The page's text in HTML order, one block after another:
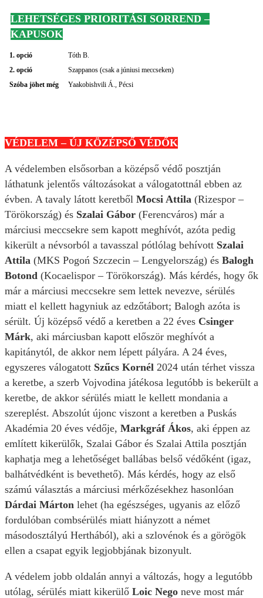
1. opció
Tóth B.
2. opció
Szappanos (csak a júniusi meccseken)
Szóba jöhet még
Yaakobishvili Á., Pécsi
LEHETSÉGES PRIORITÁSI SORREND –
KAPUSOK
VÉDELEM – ÚJ KÖZÉPSŐ VÉDŐK
A védelemben elsősorban a középső védő posztján
láthatunk jelentős változásokat a válogatottnál ebben az
évben. A tavaly látott keretből Mocsi Attila (Rizespor –
Törökország) és Szalai Gábor (Ferencváros) már a
márciusi meccsekre sem kapott meghívót, azóta pedig
kikerült a névsorból a tavasszal pótlólag behívott Szalai
Attila (MKS Pogoń Szczecin – Lengyelország) és Balogh
Botond (Kocaelispor – Törökország). Más kérdés, hogy ők
már a márciusi meccsekre sem lettek nevezve, sérülés
miatt el kellett hagyniuk az edzőtábort; Balogh azóta is
sérült. Új középső védő a keretben a 22 éves Csinger
Márk, aki márciusban kapott először meghívót a
kapitánytól, de akkor nem lépett pályára. A 24 éves,
egyszeres válogatott Szűcs Kornél 2024 után térhet vissza
a keretbe, a szerb Vojvodina játékosa legutóbb is bekerült a
keretbe, de akkor sérülés miatt le kellett mondania a
szereplést. Abszolút újonc viszont a keretben a Puskás
Akadémia 20 éves védője, Markgráf Ákos, aki éppen az
említett kikerülők, Szalai Gábor és Szalai Attila posztján
kaphatja meg a lehetőséget ballábas belső védőként (igaz,
balhátvédként is bevethető). Más kérdés, hogy az első
számú választás a márciusi mérkőzésekhez hasonlóan
Dárdai Márton lehet (ha egészséges, ugyanis az előző
fordulóban combsérülés miatt hiányzott a német
másodosztályú Herthából), aki a szlovénok és a görögök
ellen a csapat egyik legjobbjának bizonyult.
A védelem jobb oldalán annyi a változás, hogy a legutóbb
utólag, sérülés miatt kikerülő Loic Nego neve most már